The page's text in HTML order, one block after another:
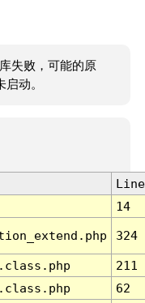
失败，可能的原
动。
Line
14
324
211
62